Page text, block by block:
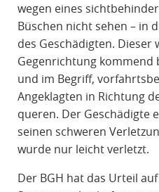
wegen eines
Büschen nicht sehen – in
des Geschädigten. Dieser
Gegenrichtung kommend
und im Begriff,
Angeklagten in Richtung
queren. Der Geschädigte
seinen schweren
wurde nur leicht verletzt.
Der BGH hat das Urteil